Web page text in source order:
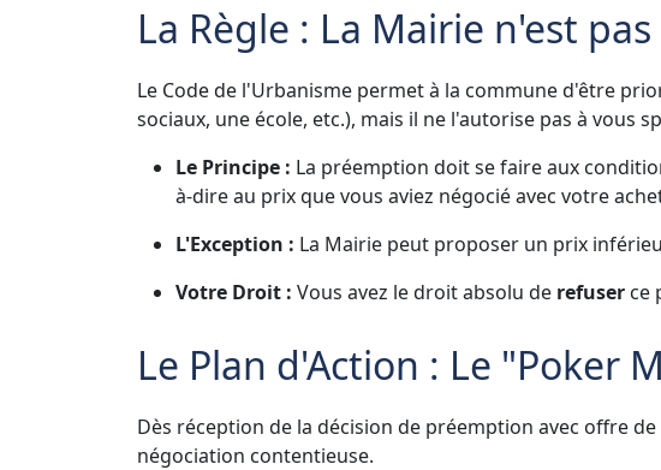
La Règle : La Mairie n'est
Le Code de l'Urbanisme permet à la commune d'être
sociaux, une école, etc.), mais il ne l'autorise pas à vous
Le Principe : La préemption doit se faire aux
à-dire au prix que vous aviez négocié avec votre
L'Exception : La Mairie peut proposer un prix
Votre Droit : Vous avez le droit absolu de refuser ce
Le Plan d'Action : Le "Poker
Dès réception de la décision de préemption avec offre
négociation contentieuse.